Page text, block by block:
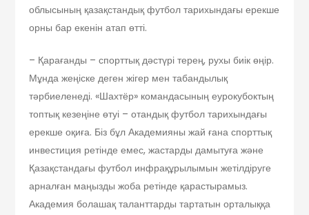
облысының қазақстандық футбол тарихындағы ерекше
орны бар екенін атап өтті.
– Қарағанды – спорттық дәстүрі терең, рухы биік өңір.
Мұнда жеңіске деген жігер мен табандылық
тәрбиеленеді. «Шахтёр» командасының еурокубоктың
топтық кезеңіне өтуі – отандық футбол тарихындағы
ерекше оқиға. Біз бұл Академияны жай ғана спорттық
инвестиция ретінде емес, жастарды дамытуға және
Қазақстандағы футбол инфрақұрылымын жетілдіруге
арналған маңызды жоба ретінде қарастырамыз.
Академия болашақ таланттарды тартатын орталыққа